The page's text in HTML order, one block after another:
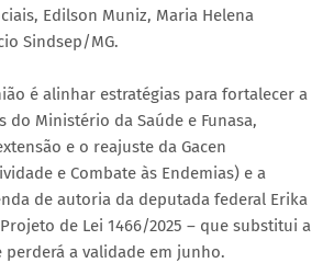
Edilson Muniz, Maria Helena
Sindsep/MG.
é alinhar estratégias para fortalecer a
do Ministério da Saúde e Funasa,
e o reajuste da Gacen
e Combate às Endemias) e a
de autoria da deputada federal Erika
de Lei 1466/2025 – que substitui a
perderá a validade em junho.